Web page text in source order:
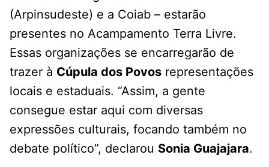
(Arpinsudeste) e a Coiab – estarão
presentes no Acampamento Terra Livre.
Essas organizações se encarregarão de
trazer à Cúpula dos Povos representações
locais e estaduais. “Assim, a gente
consegue estar aqui com diversas
expressões culturais, focando também no
debate político”, declarou Sonia Guajajara.